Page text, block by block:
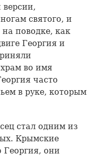
святого, и
на поводке, как
Георгия и
во имя
часто
в руке, которым
стал одним из
Крымские
Георгия, они